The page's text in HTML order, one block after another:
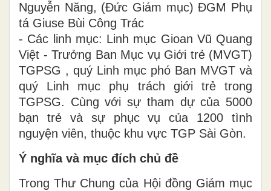
Nguyễn Năng, (Đức Giám mục) ĐGM Phụ
tá Giuse Bùi Công Trác
- Các linh mục: Linh mục Gioan Vũ Quang
Việt - Trưởng Ban Mục vụ Giới trẻ (MVGT)
TGPSG , quý Linh mục phó Ban MVGT và
quý Linh mục phụ trách giới trẻ trong
TGPSG. Cùng với sự tham dự của 5000
bạn trẻ và sự phục vụ của 1200 tình
nguyện viên, thuộc khu vực TGP Sài Gòn.
Ý nghĩa và mục đích chủ đề
Trong Thư Chung của Hội đồng Giám mục